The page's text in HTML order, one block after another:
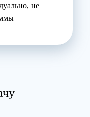
не